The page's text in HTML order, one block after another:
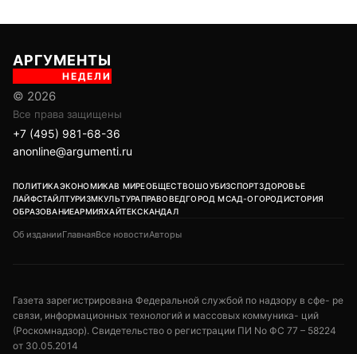
АРГУМЕНТЫ
НЕДЕЛИ
© 2026
Все права защищены
+7 (495) 981-68-36
anonline@argumenti.ru
ПОЛИТИКАЭКОНОМИКАВ МИРЕОБЩЕСТВОШОУБИЗСПОРТЗДОРОВЬЕ
ЛАЙФСТАЙЛТУРИЗМКУЛЬТУРАПРАВОВЕДГОРОД МСАД-ОГОРОДИСТОРИЯ
ОБРАЗОВАНИЕАРМИЯХАЙТЕКСКАНДАЛ
Об изданииГлавнаяВсе новостиАвторы
Газета зарегистрирована Федеральной службой по надзору в сфе- ре
связи, информационных технологий и массовых коммуника- ций
(Роскомнадзор). Свидетельство о регистрации ПИ No ФС 77 – 58224
от 30.05.2014